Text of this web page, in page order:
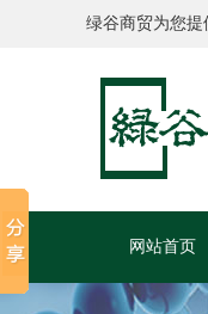
绿谷商贸为您提
网站首页